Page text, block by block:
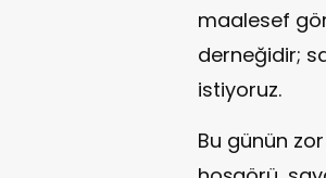
maalesef
derneğidir;
istiyoruz.
Bu günün